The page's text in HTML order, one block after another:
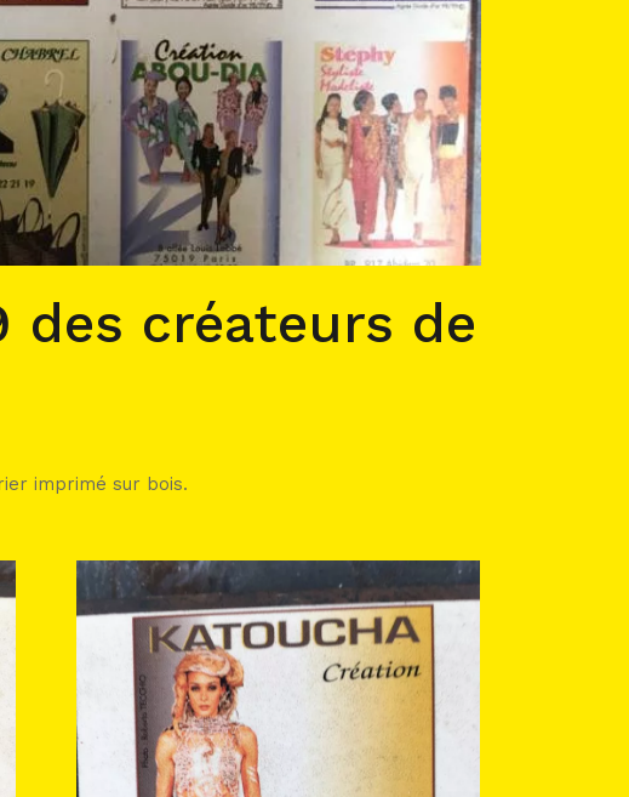
des créateurs de
imprimé sur bois.